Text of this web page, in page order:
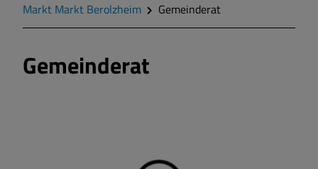
Markt Markt Berolzheim
Gemeinde Meinheim
Markt Markt Berolzheim
Gemeinderat
Gemeinderat